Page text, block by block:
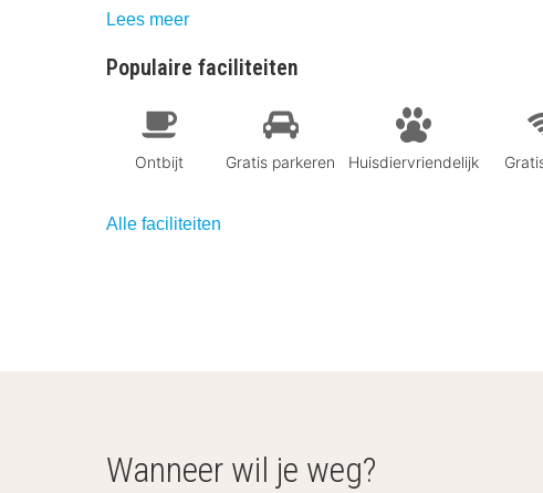
Lees meer
Populaire faciliteiten
Ontbijt Gratis parkeren Huisdiervriendelijk
Alle faciliteiten
Wanneer wil je weg?